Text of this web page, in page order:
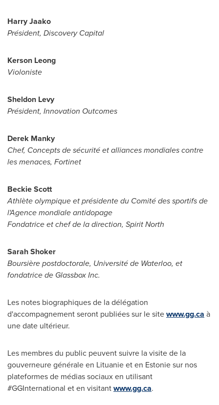
Harry Jaako
Président, Discovery Capital
Kerson Leong
Violoniste
Sheldon Levy
Président, Innovation Outcomes
Derek Manky
Chef, Concepts de sécurité et alliances mondiales contre
les menaces, Fortinet
Beckie Scott
Athlète olympique et présidente du Comité des sportifs de
l'Agence mondiale antidopage
Fondatrice et chef de la direction, Spirit North
Sarah Shoker
Boursière postdoctorale, Université de Waterloo, et
fondatrice de Glassbox Inc.
Les notes biographiques de la délégation
d'accompagnement seront publiées sur le sitewww.gg.ca à
une date ultérieur.
Les membres du public peuvent suivre la visite de la
gouverneure générale en Lituanie et en Estonie sur nos
plateformes de médias sociaux en utilisant
#GGInternational et en visitantwww.gg.ca.